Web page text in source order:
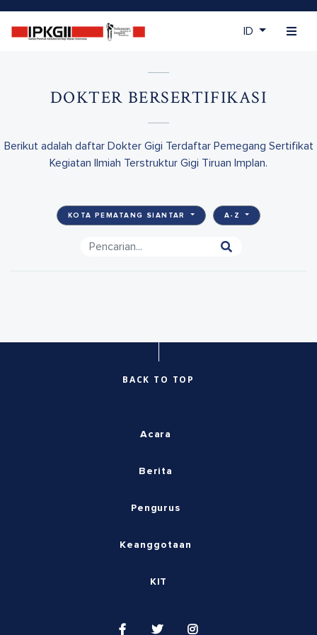
ID
DOKTER BERSERTIFIKASI
Berikut adalah daftar Dokter Gigi Terdaftar Pemegang Sertifikat
Kegiatan Ilmiah Terstruktur Gigi Tiruan Implan.
KOTA PEMATANG SIANTAR A-Z
BACK TO TOP
Acara
Berita
Pengurus
Keanggotaan
KIT